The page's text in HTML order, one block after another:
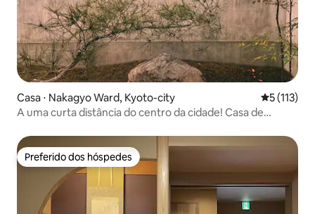
Casa ⋅ Nakagyo Ward, Kyoto-city 5 de uma
5 (113)
A uma curta distância do centro da cidade! Casa de
Preferido dos hóspedes
Preferido dos hóspedes